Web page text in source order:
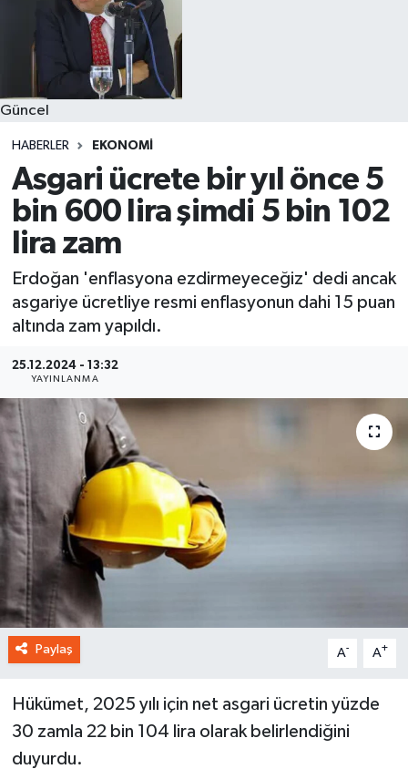
Güncel
HABERLER EKONOMI
Asgari ücrete bir yıl önce 5
bin 600 lira şimdi 5 bin 102
lira zam
Erdoğan 'enflasyona ezdirmeyeceğiz' dedi ancak
asgariye ücretliye resmi enflasyonun dahi 15 puan
altında zam yapıldı.
25.12.2024 - 13:32
YAYINLANMA
Paylaş A- A+
Hükümet, 2025 yılı için net asgari ücretin yüzde
30 zamla 22 bin 104 lira olarak belirlendiğini
duyurdu.